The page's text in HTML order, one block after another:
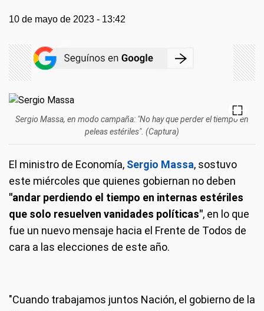
10 de mayo de 2023 - 13:42
Sergio Massa, en modo campaña: "No hay que perder el tiempo en
peleas estériles". (Captura)
El ministro de Economía, Sergio Massa, sostuvo
este miércoles que quienes gobiernan no deben
"andar perdiendo el tiempo en internas estériles
que solo resuelven vanidades políticas", en lo que
fue un nuevo mensaje hacia el Frente de Todos de
cara a las elecciones de este año.
"Cuando trabajamos juntos Nación, el gobierno de la